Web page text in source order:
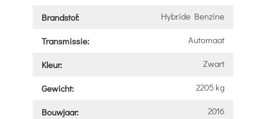
Brandstof: Hybride Benzine
Transmissie: Automaat
Kleur: Zwart
Gewicht: 2205 kg
Bouwjaar: 2016